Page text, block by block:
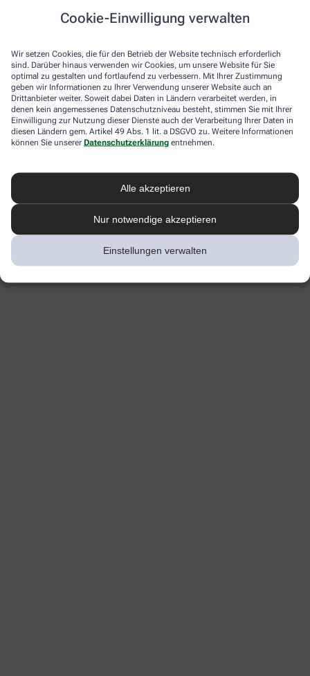
Cookie-Einwilligung verwalten
Wir setzen Cookies, die für den Betrieb der Website technisch erforderlich
sind. Darüber hinaus verwenden wir Cookies, um unsere Website für Sie
optimal zu gestalten und fortlaufend zu verbessern. Mit Ihrer Zustimmung
geben wir Informationen zu Ihrer Verwendung unserer Website auch an
Drittanbieter weiter. Soweit dabei Daten in Ländern verarbeitet werden, in
denen kein angemessenes Datenschutzniveau besteht, stimmen Sie mit Ihrer
Einwilligung zur Nutzung dieser Dienste auch der Verarbeitung Ihrer Daten in
diesen Ländern gem. Artikel 49 Abs. 1 lit. a DSGVO zu. Weitere Informationen
können Sie unserer Datenschutzerklärung entnehmen.
Alle akzeptieren
Nur notwendige akzeptieren
Einstellungen verwalten